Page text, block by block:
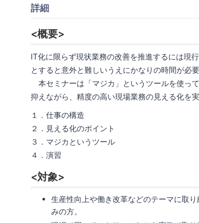
詳細
<概要>
IT化に限らず現状業務の改善を推進するには現
とすると意外と難しいうえにかなりの時間が必要
本セミナーは「マジカ」というツールを使っ
抑えながら、精度の高い現場業務の見える化を
１．仕事の構造
２．見える化のポイント
３．マジカというツール
４．演習
<対象>
生産性向上や働き改革などのテーマに取
みの方。